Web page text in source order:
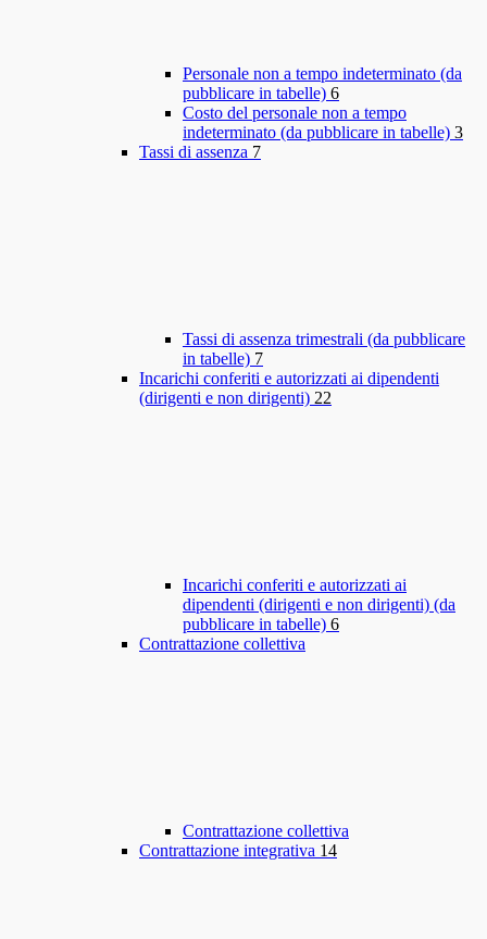
Personale non a tempo indeterminato (da
pubblicare in tabelle) 6
Costo del personale non a tempo
indeterminato (da pubblicare in tabelle) 3
Tassi di assenza 7
Tassi di assenza trimestrali (da pubblicare
in tabelle) 7
Incarichi conferiti e autorizzati ai dipendenti
(dirigenti e non dirigenti) 22
Incarichi conferiti e autorizzati ai
dipendenti (dirigenti e non dirigenti) (da
pubblicare in tabelle) 6
Contrattazione collettiva
Contrattazione collettiva
Contrattazione integrativa 14